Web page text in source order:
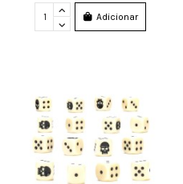
Adicionar